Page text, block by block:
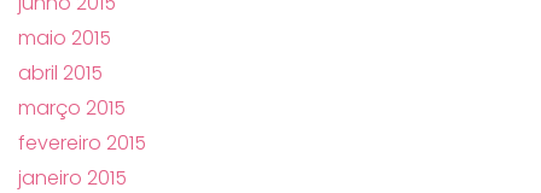
maio 2015
abril 2015
março 2015
fevereiro 2015
janeiro 2015